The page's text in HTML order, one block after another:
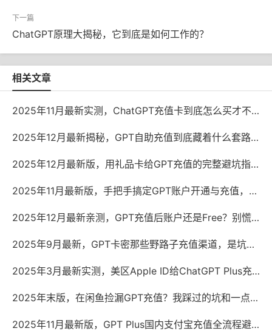
ChatGPT原理大揭秘，它到底是如何工作的？
相关文章
2025年11月最新实测，ChatGPT充值卡到底怎么买才不踩坑？
2025年12月最新揭秘，GPT自助充值到底藏着什么套路？
2025年12月最新版，用礼品卡给GPT充值的完整避坑指南
2025年11月最新版，手把手搞定GPT账户开通与充值，少走弯路
2025年12月最新亲测，GPT充值后账户还是Free？别慌，问题出在这儿
2025年9月最新，GPT卡密那些野路子充值渠道，是坑还是宝？
2025年3月最新实测，美区Apple ID给ChatGPT Plus充值，这几种方法还能用
2025年末版，在闲鱼捡漏GPT充值？我踩过的坑和一点真心话
2025年11月最新版，GPT Plus国内支付宝充值全流程避坑指南